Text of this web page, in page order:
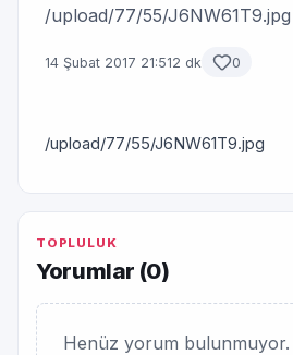
/upload/77/55/J6NW61T9.jpg
14 Şubat 2017 21:512 dk 0
/upload/77/55/J6NW61T9.jpg
TOPLULUK
Yorumlar (0)
Henüz yorum bulunmuyor.